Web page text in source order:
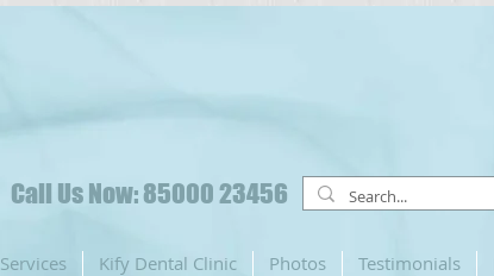
Call Us Now: 85000 23456
Services Kify Dental Clinic Photos Testimonials